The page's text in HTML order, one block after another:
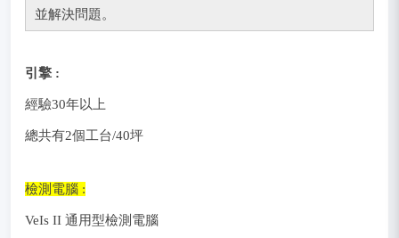
並解決問題。
引擎 :
經驗30年以上
總共有2個工台/40坪
檢測電腦 :
VeIs II 通用型檢測電腦